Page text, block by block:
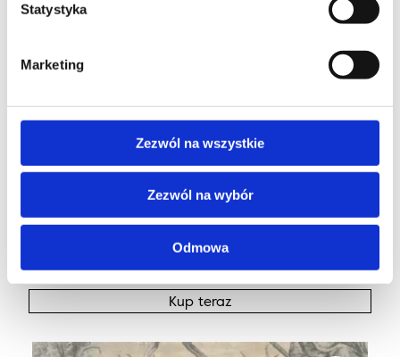
Statystyka
Marketing
Zezwól na wszystkie
Zezwól na wybór
Odmowa
Calisia KELP miętowy
Kup teraz